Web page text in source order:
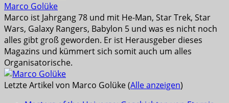
Marco Golüke
Marco ist Jahrgang 78 und mit He-Man, Star Trek, Star
Wars, Galaxy Rangers, Babylon 5 und was es nicht noch
alles gibt groß geworden. Er ist Herausgeber dieses
Magazins und kümmert sich somit auch um alles
Organisatorische.
Letzte Artikel von Marco Golüke(Alle anzeigen)